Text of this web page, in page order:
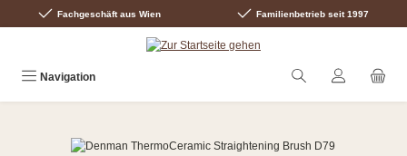
Zum Hauptinhalt springen
Fachgeschäft aus Wien Familienbetrieb seit 1997
Navigation
Bildergalerie überspringen